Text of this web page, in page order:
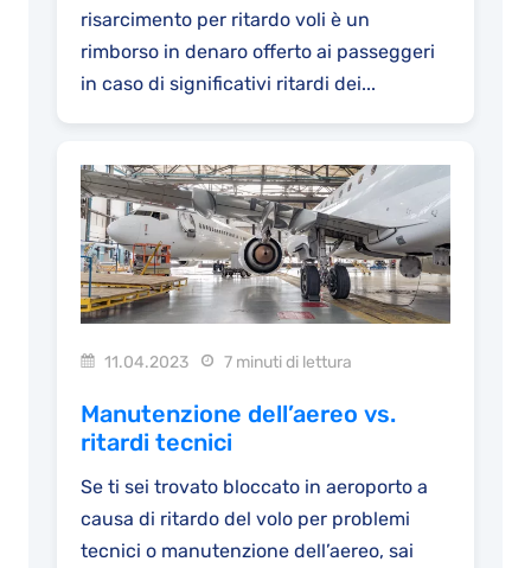
risarcimento per ritardo voli è un
rimborso in denaro offerto ai passeggeri
in caso di significativi ritardi dei...
11.04.2023 7 minuti di lettura
Manutenzione dell’aereo vs.
ritardi tecnici
Se ti sei trovato bloccato in aeroporto a
causa di ritardo del volo per problemi
tecnici o manutenzione dell’aereo, sai